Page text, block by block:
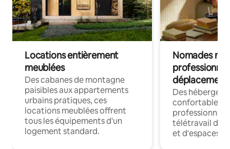
Locations entièrement
meublées
Des cabanes de montagne
paisibles aux appartements
urbains pratiques, ces
locations meublées offrent
tous les équipements d'un
logement standard.
Nomades
déplacement
Des
confortables
professionnels
télétravail
et d'espaces